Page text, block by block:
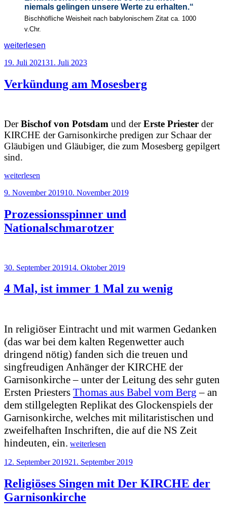
niemals gelingen unsere Werte zu erhalten.“
Bischhöfliche Weisheit nach babylonischem Zitat ca. 1000
v.Chr.
„einfach
weiterlesen
Veröffentlicht
19. Juli 202131. Juli 2023
Verkündung am Mosesberg
DerBischof von Potsdam und derErste Priester der
KIRCHE der Garnisonkirche predigen zur Schaar der
Gläubigen und Gläubiger, die zum Mosesberg gepilgert
sind.
„Verkündung
Mosesberg“
weiterlesen
Veröffentlicht
9. November 201910. November 2019
Prozessionsspinner und
Nationalschmarotzer
Veröffentlicht
30. September 201914. Oktober 2019
4 Mal, ist immer 1 Mal zu wenig
In religiöser Eintracht und mit warmen Gedanken
(das war bei dem kalten Regenwetter auch
dringend nötig) fanden sich die treuen und
singfreudigen Anhänger der KIRCHE der
Garnisonkirche – unter der Leitung des sehr guten
Ersten Priesters Thomas aus Babel vom Berg – an
dem stillgelegten Replikat des Glockenspiels der
Garnisonkirche, welches mit militaristischen und
zweifelhaften Inschriften, die auf die NS Zeit
hindeuten, ein. „4
Mal,
ist
immer
Mal
zu
wenig“
weiterlesen
Veröffentlicht
12. September 201921. September 2019
Religiöses Singen mit Der KIRCHE der
Garnisonkirche